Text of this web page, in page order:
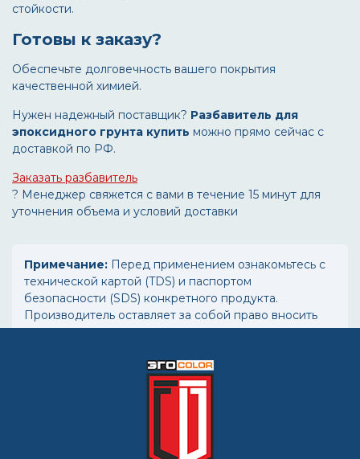
стойкости.
Готовы к заказу?
Обеспечьте долговечность вашего покрытия
качественной химией.
Нужен надежный поставщик? Разбавитель для
эпоксидного грунта купить можно прямо сейчас с
доставкой по РФ.
Заказать разбавитель
? Менеджер свяжется с вами в течение 15 минут для
уточнения объема и условий доставки
Примечание: Перед применением ознакомьтесь с
технической картой (TDS) и паспортом
безопасности (SDS) конкретного продукта.
Производитель оставляет за собой право вносить
изменения в рецептуру.
ВОПРОС-ОТВЕТ